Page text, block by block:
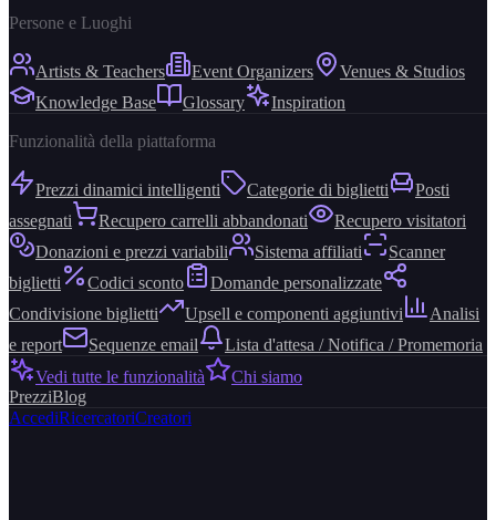
Persone e Luoghi
Artists & Teachers Event Organizers
Venues & Studios
Knowledge Base
Glossary Inspiration
Funzionalità della piattaforma
Prezzi dinamici intelligenti Categorie di biglietti
Posti
assegnati
Recupero carrelli abbandonati
Recupero visitatori
Donazioni e prezzi variabili
Sistema affiliati
Scanner
biglietti
Codici sconto
Domande personalizzate
Condivisione biglietti
Upsell e componenti aggiuntivi
Analisi
e report
Sequenze email
Lista d'attesa / Notifica / Promemoria
Vedi tutte le funzionalità
Chi siamo
PrezziBlog
AccediRicercatoriCreatori